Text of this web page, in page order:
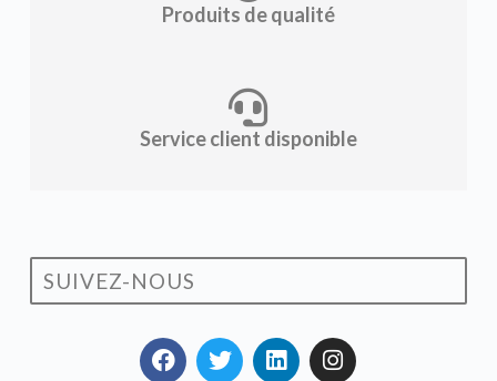
Produits de qualité
Service client disponible
SUIVEZ-NOUS